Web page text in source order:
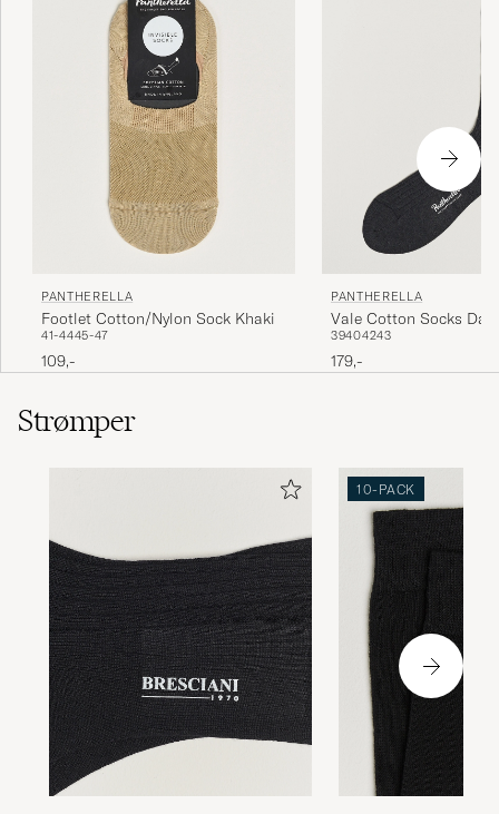
PANTHERELLA
Footlet Cotton/Nylon Sock Khaki
41-4445-47
109,-
PANTHERELLA
Vale Cotton Socks
39404243
179,-
Strømper
10-PACK